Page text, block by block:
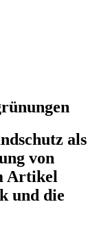
als
von
Artikel
und die